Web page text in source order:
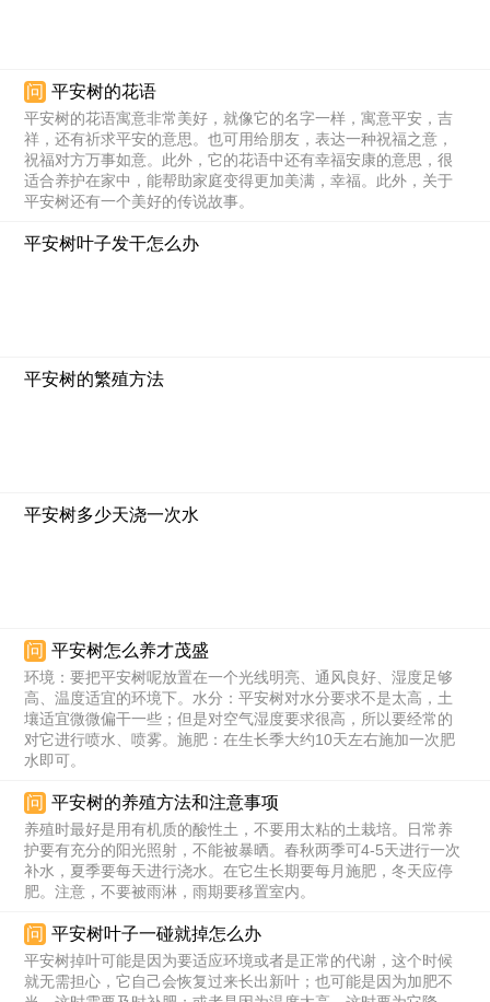
问 平安树的花语
平安树的花语寓意非常美好，就像它的名字一样，寓意平安，吉
祥，还有祈求平安的意思。也可用给朋友，表达一种祝福之意，
祝福对方万事如意。此外，它的花语中还有幸福安康的意思，很
适合养护在家中，能帮助家庭变得更加美满，幸福。此外，关于
平安树还有一个美好的传说故事。
平安树叶子发干怎么办
平安树的繁殖方法
平安树多少天浇一次水
问 平安树怎么养才茂盛
环境：要把平安树呢放置在一个光线明亮、通风良好、湿度足够
高、温度适宜的环境下。水分：平安树对水分要求不是太高，土
壤适宜微微偏干一些；但是对空气湿度要求很高，所以要经常的
对它进行喷水、喷雾。施肥：在生长季大约10天左右施加一次肥
水即可。
问 平安树的养殖方法和注意事项
养殖时最好是用有机质的酸性土，不要用太粘的土栽培。日常养
护要有充分的阳光照射，不能被暴晒。春秋两季可4-5天进行一次
补水，夏季要每天进行浇水。在它生长期要每月施肥，冬天应停
肥。注意，不要被雨淋，雨期要移置室内。
问 平安树叶子一碰就掉怎么办
平安树掉叶可能是因为要适应环境或者是正常的代谢，这个时候
就无需担心，它自己会恢复过来长出新叶；也可能是因为加肥不